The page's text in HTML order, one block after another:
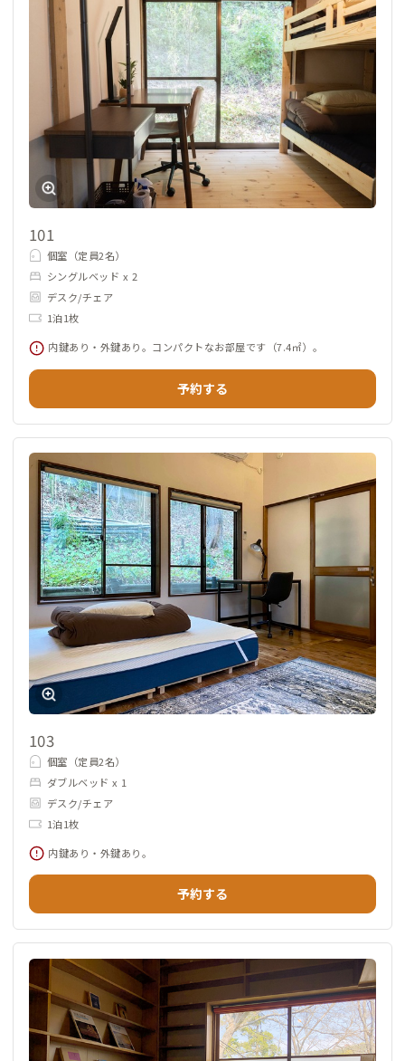
いため、足元にお気をつけてお越しください。
101
個室（定員2名）
シングルベッド x 2
デスク/チェア
1泊1枚
内鍵あり・外鍵あり。コンパクトなお部屋です（7.4㎡）。
予約する
103
個室（定員2名）
ダブルベッド x 1
デスク/チェア
1泊1枚
内鍵あり・外鍵あり。
予約する